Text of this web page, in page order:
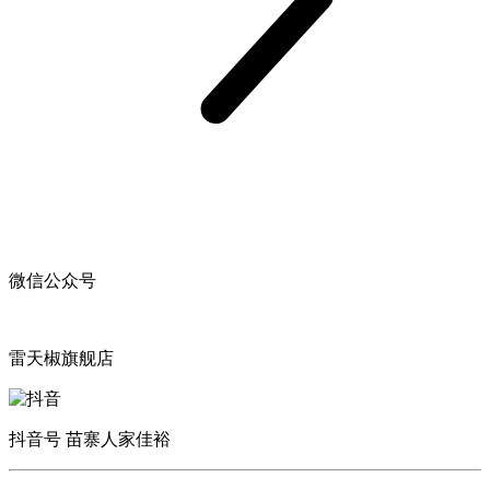
微信公众号
雷天椒旗舰店
抖音号 苗寨人家佳裕